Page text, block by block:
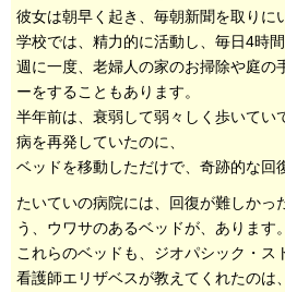
彼女は朝早く起き、毎朝新聞を取りに
学校では、精力的に活動し、毎日4時
週に一度、老婦人の家のお掃除や庭の
ーをすることもあります。
半年前は、衰弱して弱々しく歩いてい
病を再発していたのに、
ベッドを移動しただけで、奇跡的な回
たいていの病院には、回復が難しかっ
う、ウワサのあるベッドが、あります。
これらのベッドも、ジオパシック・ス
看護師エリザベスが教えてくれたのは、